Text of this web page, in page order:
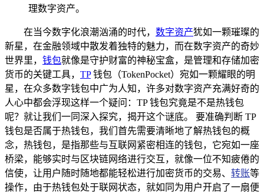
理数字资产。
在当今数字化浪潮汹涌的时代， 数字资产犹如一颗璀璨的
新星，在金融领域中散发着独特的魅力，而在数字资产的奇妙
世界里， 钱包就像是守护财富的神秘宝盒，是管理和存储加密
货币的关键工具， TP钱包（TokenPocket）宛如一颗耀眼的明
星，在众多数字钱包中广为人知，许多对数字资产充满好奇的
人心中都会浮现这样一个疑问：TP 钱包究竟是不是热钱包
呢？就让我们一同深入探究，揭开这个谜底。 要准确判断 TP
钱包是否属于热钱包，我们首先需要清晰地了解热钱包的概
念，热钱包，是指那些与互联网紧密相连的钱包，它宛如一座
桥梁，能够实时与区块链网络进行交互，就像一位不知疲倦的
信使，让用户随时随地都能轻松进行加密货币的交易、 转账等
操作，由于热钱包处于联网状态，就如同为用户开启了一扇便